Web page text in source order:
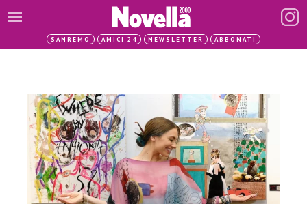
SANREMO AMICI 24 NEWSLETTER ABBONATI